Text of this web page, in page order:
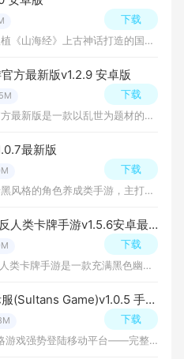
异兽灵境是一款根植《山海经》上古神话打造的国风放置卡牌手游，以洪荒大荒世界遭遇浊气侵袭、上古异兽肆意作乱为故事主线，玩家化身拥有狩魂天赋的天命行者，游历昆仑、雪域、荒漠等上古秘境，收服典籍记载的神兽灵
下载
方最新版v1.2.9 安卓版
群英风华录手游官方最新版是一款以乱世为题材的国风卡牌游戏，玩家将在破败中崛起，结识众多伙伴，共同建立家园并守护所在乎的一切。游戏采用了高质量的国漫风格，结合开放剧情设计，使得每位英雄都有其独特的传奇经
下载
最新版
轮回试炼是一款暗黑风格的角色养成类手游，主打装备打造与副本挑战。游戏内包含丰富的每日试炼、世界BOSS及竞技场PK玩法，支持公会组队。无VIP系统，公平竞技，福利礼包天天领，让所有玩家都能享受纯粹的刷宝乐趣。
下载
Joking Hazard反人类卡牌手游v1.5.6安卓最新版
Joking Hazard反人类卡牌手游是一款充满黑色幽默的卡牌游戏，由知名网络漫画《氰化欢乐秀》创作团队开发。游戏的核心玩法类似于看图编故事：玩家轮流用漫画分格卡牌构建一个三格或四格漫画，并通过荒诞、讽刺或爆笑的
下载
苏丹的游戏国际服(Sultans Game)v1.0.5 手机版
2025年的叙事策略游戏强势登陆移动平台——完整无删减，优化升级。一场权力、欺骗与生死抉择的游戏，尽在你的掌控之中。苏丹命令你玩一场残酷的游戏。每周，你必须抽取四张特殊卡牌中的一张。
下载